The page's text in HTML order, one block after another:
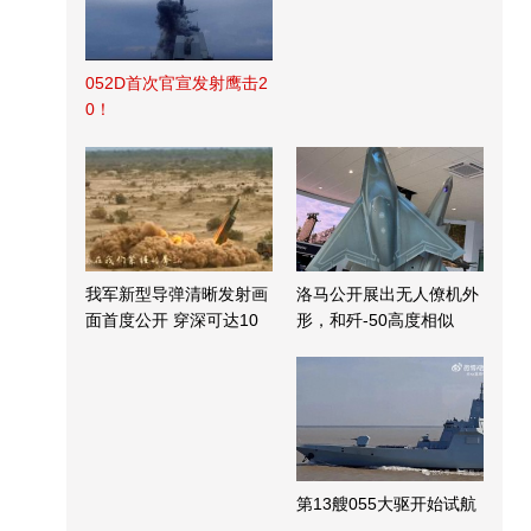
052D首次官宣发射鹰击2
0！
我军新型导弹清晰发射画
面首度公开 穿深可达10
洛马公开展出无人僚机外
形，和歼-50高度相似
第13艘055大驱开始试航